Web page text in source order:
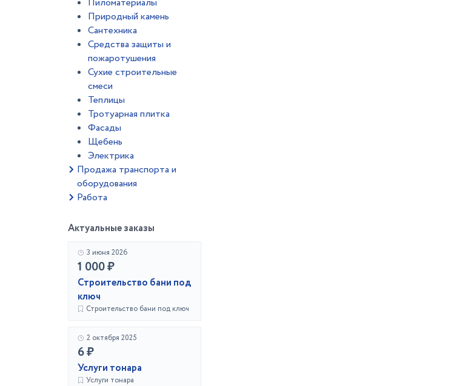
Природный камень
Сантехника
Средства защиты и
пожаротушения
Сухие строительные
смеси
Теплицы
Тротуарная плитка
Фасады
Щебень
Электрика
Продажа транспорта и
оборудования
Работа
Актуальные заказы
3 июня 2026
1 000 ₽
Строительство бани под
ключ
Строительство бани под ключ
2 октября 2025
6 ₽
Услуги тонара
Услуги тонара